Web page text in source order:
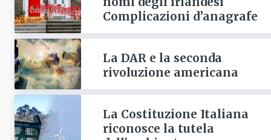
Complicazioni d’anagrafe
La DAR e la seconda
rivoluzione americana
La Costituzione Italiana
riconosce la tutela